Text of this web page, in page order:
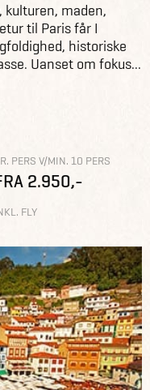
kulturen, maden,
til Paris får I
historiske
Uanset om fokus...
PERS V/MIN. 10 PERS
2.950,-
FLY